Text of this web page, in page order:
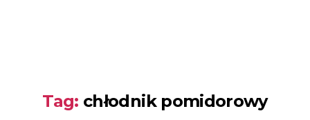
Tag: chłodnik pomidorowy